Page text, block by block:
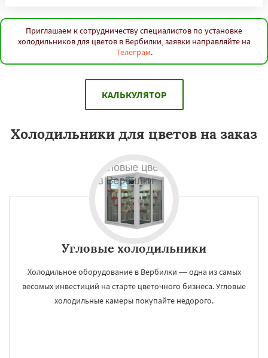
Приглашаем к сотрудничеству специалистов по установке
холодильников для цветов в Вербилки, заявки направляйте на
Телеграм.
КАЛЬКУЛЯТОР
Холодильники для цветов на заказ
Угловые холодильники
Холодильное оборудование в Вербилки ― одна из самых
весомых инвестиций на старте цветочного бизнеса. Угловые
холодильные камеры покупайте недорого.